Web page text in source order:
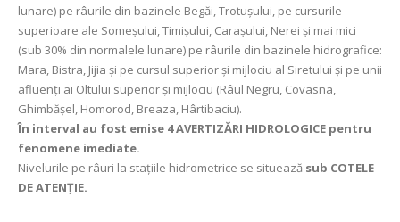
lunare) pe râurile din bazinele Begăi, Trotuşului, pe cursurile
superioare ale Someşului, Timişului, Caraşului, Nerei şi mai mici
(sub 30% din normalele lunare) pe râurile din bazinele hidrografice:
Mara, Bistra, Jijia şi pe cursul superior şi mijlociu al Siretului şi pe unii
afluenţi ai Oltului superior și mijlociu (Râul Negru, Covasna,
Ghimbăşel, Homorod, Breaza, Hârtibaciu).
În interval au fost emise 4 AVERTIZĂRI HIDROLOGICE pentru
fenomene imediate.
Nivelurile pe râuri la stațiile hidrometrice se situează sub COTELE
DE ATENȚIE.